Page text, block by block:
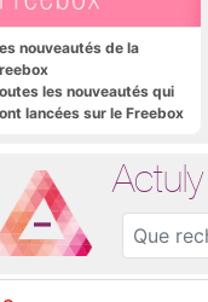
nouveautés de la
les nouveautés qui
lancées sur le Freebox
Actuly